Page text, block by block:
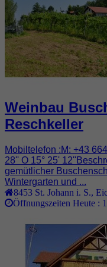
Weinbau
Reschkeller
Mobiltelefon :M: +43
28'' O 15° 25'
gemütlicher
Wintergarten und ...
8453 St. Johann i. S.
Öffnungszeiten Heute :